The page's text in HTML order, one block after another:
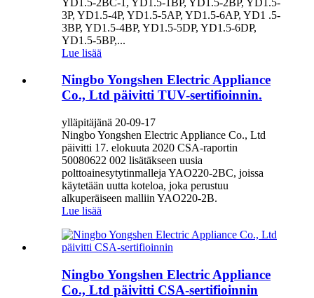
3P, YD1.5-4P, YD1.5-5AP, YD1.5-6AP, YD1 .5-
3BP, YD1.5-4BP, YD1.5-5DP, YD1.5-6DP,
YD1.5-5BP,...
Lue lisää
Ningbo Yongshen Electric Appliance
Co., Ltd päivitti TUV-sertifioinnin.
ylläpitäjänä 20-09-17
Ningbo Yongshen Electric Appliance Co., Ltd
päivitti 17. elokuuta 2020 CSA-raportin
50080622 002 lisätäkseen uusia
polttoainesytytinmalleja YAO220-2BC, joissa
käytetään uutta koteloa, joka perustuu
alkuperäiseen malliin YAO220-2B.
Lue lisää
Ningbo Yongshen Electric Appliance
Co., Ltd päivitti CSA-sertifioinnin